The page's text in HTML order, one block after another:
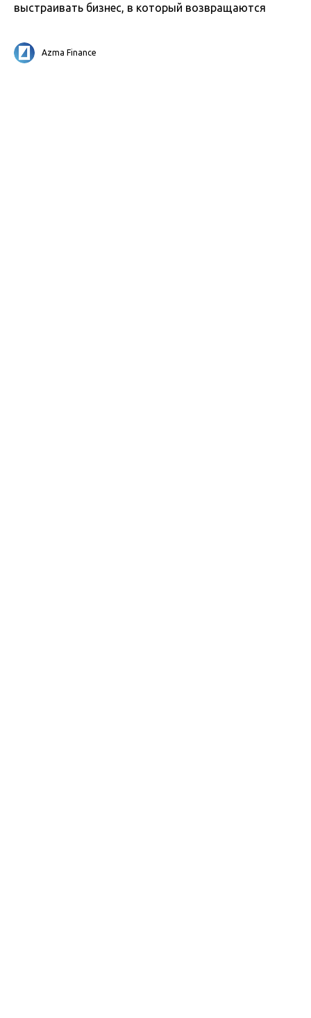
выстраивать бизнес, в который возвращаются
Azma Finance